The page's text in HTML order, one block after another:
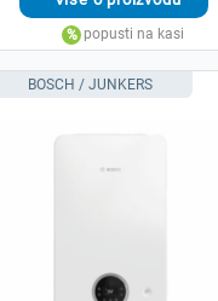
BOSCH / JUNKERS